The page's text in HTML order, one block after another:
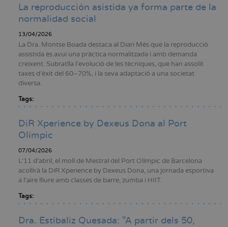
La reproducción asistida ya forma parte de la
normalidad social
13/04/2026
La Dra. Montse Boada destaca al Diari Més que la reproducció
assistida és avui una pràctica normalitzada i amb demanda
creixent. Subratlla l’evolució de les tècniques, que han assolit
taxes d’èxit del 60–70%, i la seva adaptació a una societat
diversa.
Tags:
DiR Xperience by Dexeus Dona al Port
Olímpic
07/04/2026
L’11 d’abril, el moll de Mestral del Port Olímpic de Barcelona
acollirà la DiR Xperience by Dexeus Dona, una jornada esportiva
a l’aire lliure amb classes de barre, zumba i HIIT.
Tags:
Dra. Estíbaliz Quesada: "A partir dels 50,